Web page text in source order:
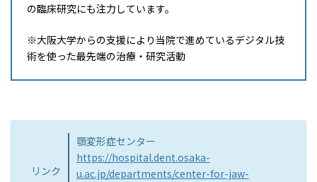
の臨床研究にも注力しています。
※大阪大学からの支援により当院で進めているデジタル技
術を使った最先端の治療・研究活動
リンク
顎変形症センター
https://hospital.dent.osaka-
u.ac.jp/departments/center-for-jaw-